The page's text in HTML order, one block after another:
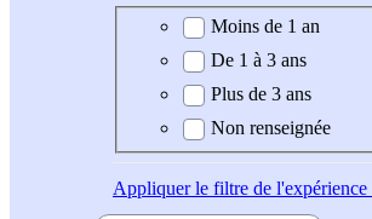
Expérience demandée
Moins de 1 an
De 1 à 3 ans
Plus de 3 ans
Non renseignée
Appliquerle filtre de l'expérience